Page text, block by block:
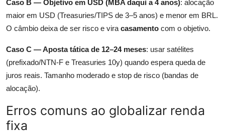
Caso B — Objetivo em USD (MBA daqui a 4 anos): alocação
maior em USD (Treasuries/TIPS de 3–5 anos) e menor em BRL.
O câmbio deixa de ser risco e vira casamento com o objetivo.
Caso C — Aposta tática de 12–24 meses: usar satélites
(prefixado/NTN-F e Treasuries 10y) quando espera queda de
juros reais. Tamanho moderado e stop de risco (bandas de
alocação).
Erros comuns ao globalizar renda
fixa